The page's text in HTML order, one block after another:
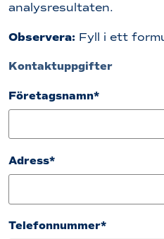
analysresultaten.
Observera: Fyll i ett
Kontaktuppgifter
Företagsnamn*
Adress*
Telefonnummer*